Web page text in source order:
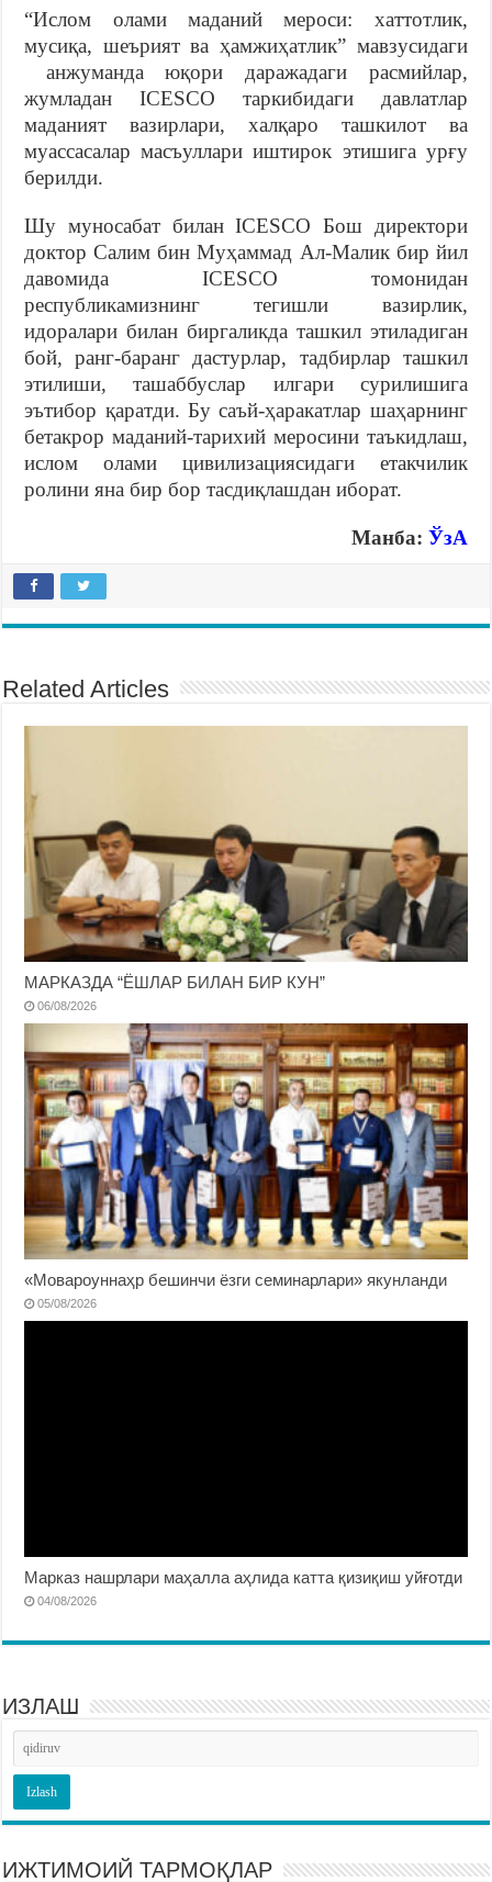
“Ислом олами маданий мероси: хаттотлик,
мусиқа, шеърият ва ҳамжиҳатлик” мавзусидаги
анжуманда юқори даражадаги расмийлар,
жумладан ICESCO таркибидаги давлатлар
маданият вазирлари, халқаро ташкилот ва
муассасалар масъуллари иштирок этишига урғу
берилди.
Шу муносабат билан ICESCO Бош директори
доктор Салим бин Муҳаммад Ал-Малик бир йил
давомида ICESCO томонидан
республикамизнинг тегишли вазирлик,
идоралари билан биргаликда ташкил этиладиган
бой, ранг-баранг дастурлар, тадбирлар ташкил
этилиши, ташаббуслар илгари сурилишига
эътибор қаратди. Бу саъй-ҳаракатлар шаҳарнинг
бетакрор маданий-тарихий меросини таъкидлаш,
ислом олами цивилизациясидаги етакчилик
ролини яна бир бор тасдиқлашдан иборат.
Манба: ЎзА
Related Articles
МАРКАЗДА “ЁШЛАР БИЛАН БИР КУН”
06/08/2026
«Мовароуннаҳр бешинчи ёзги семинарлари» якунланди
05/08/2026
Марказ нашрлари маҳалла аҳлида катта қизиқиш уйғотди
04/08/2026
ИЗЛАШ
ИЖТИМОИЙ ТАРМОҚЛАР